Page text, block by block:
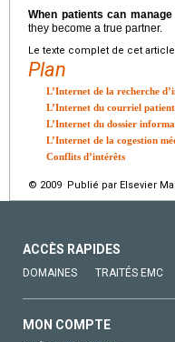
When patients can
they become a true partner.
Le texte complet de cet
Plan
L’Internet de la recherche
L’Internet du courriel
L’Internet du dossier
L’Internet de la cogestion
Conflits d’intérêts
© 2009 Publié par Elsevier
ACCÈS RAPIDES
DOMAINES TRAITÉS EMC
MON COMPTE